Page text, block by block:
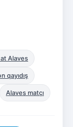
Alaves
qayıdış
Alaves matçı